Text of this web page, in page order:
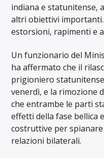
indiana e statunitense,
altri obiettivi
estorsioni, rapimenti e
Un funzionario del
ha affermato che il
prigioniero
venerdì, e la rimozione
che entrambe le parti
effetti della fase bellica
costruttive per
relazioni bilaterali.